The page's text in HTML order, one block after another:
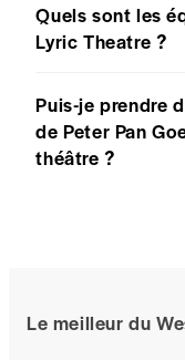
Quels sont les
Lyric Theatre ?
Puis-je prendre
de Peter Pan
théâtre ?
Le meilleur du